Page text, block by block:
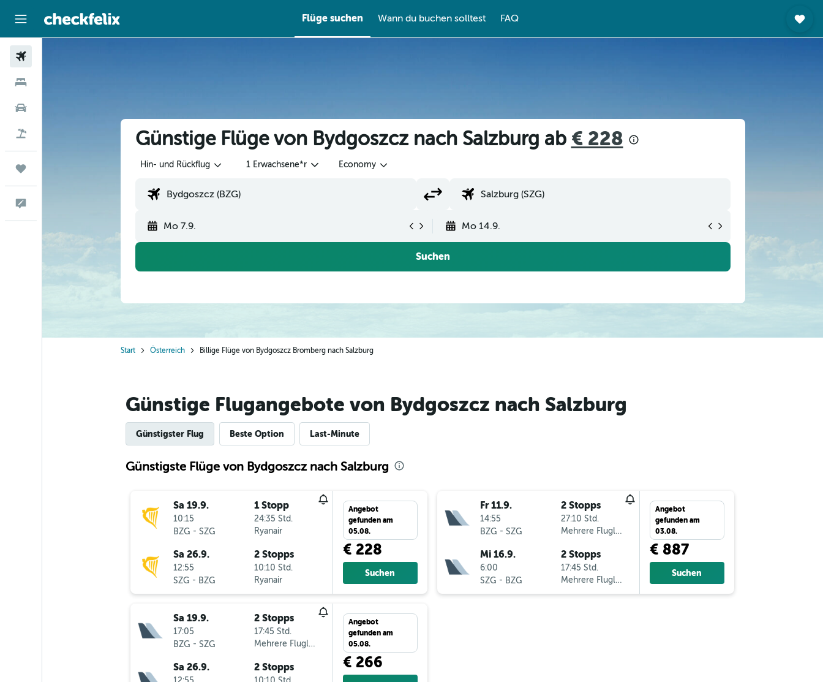
Flüge suchen Wann du buchen solltest FAQ
Günstige Flüge von Bydgoszcz nach Salzburg ab € 228
Hin- und Rückflug 1 Erwachsene*r Economy
Mo 7.9. Mo 14.9.
Suchen
Start Österreich Billige Flüge von Bydgoszcz Bromberg nach Salzburg
Günstige Flugangebote von Bydgoszcz nach Salzburg
Günstigster Flug Beste Option Last-Minute
Günstigste Flüge von Bydgoszcz nach Salzburg
Sa 19.9.
10:15
BZG - SZG
1 Stopp
24:35 Std.
Ryanair
Sa 26.9.
12:55
SZG - BZG
2 Stopps
10:10 Std.
Ryanair
Angebot
gefunden am
05.08.
€ 228
Suchen
Sa 19.9.
17:05
BZG - SZG
2 Stopps
17:45 Std.
Mehrere Fluglinien
Sa 26.9. 2 Stopps
Angebot
gefunden am
05.08.
€ 266
Fr 11.9.
14:55
BZG - SZG
2 Stopps
27:10 Std.
Mehrere Fluglinien
Mi 16.9.
6:00
SZG - BZG
2 Stopps
17:45 Std.
Mehrere Fluglinien
Angebot
gefunden am
03.08.
€ 887
Suchen